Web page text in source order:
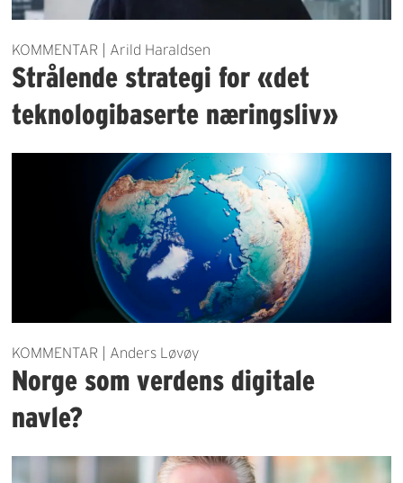
KOMMENTAR | Arild Haraldsen
Strålende strategi for «det
teknologibaserte næringsliv»
KOMMENTAR | Anders Løvøy
Norge som verdens digitale
navle?